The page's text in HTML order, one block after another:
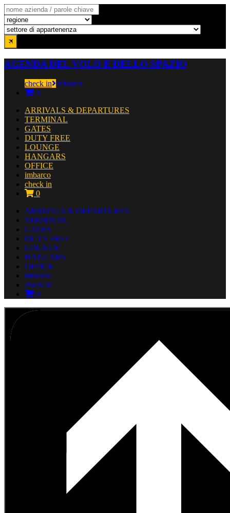
AGENDA DEL VOLO E DELLO SPAZIO
check in imbarco
0
ARRIVALS & DEPARTURES
TERMINAL
GATES
DUTY FREE
LOUNGE
HANGARS
OFFICE
imbarco
check in
0
ARRIVALS & DEPARTURES
TERMINAL
GATES
DUTY FREE
LOUNGE
HANGARS
OFFICE
imbarco
check in
0